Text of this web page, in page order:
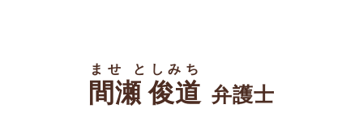
間瀬 俊道
ませ としみち
弁護士